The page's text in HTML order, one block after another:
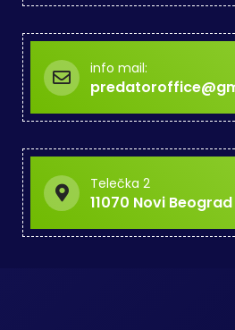
info mail:
Telečka 2
11070 Novi Beograd